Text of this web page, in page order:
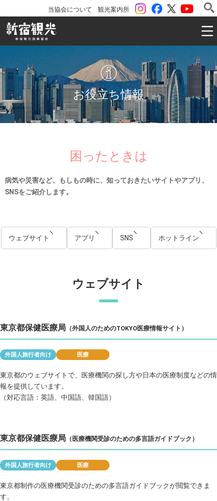
ツイッター
Facebook
instagram
観光案内所
当協会について
一般社団法人 新宿観光振興協会 Shinjuku
お役立ち情報
困ったときは
病気や災害など、もしもの時に、知っておきたいサイトやアプリ、
SNSをご紹介します。
ウェブサイト アプリ SNS ホットライン
ウェブサイト
東京都保健医療局 （外国人のためのTOKYO医療情報サイト）
外国人旅行者向け 医療
東京都のウェブサイトで、医療機関の探し方や日本の医療制度などの情
報を提供しています。
（対応言語：英語、中国語、韓国語）
東京都保健医療局 （医療機関受診のための多言語ガイドブック）
外国人旅行者向け 医療
東京都制作の医療機関受診のための多言語ガイドブックが閲覧できま
す。